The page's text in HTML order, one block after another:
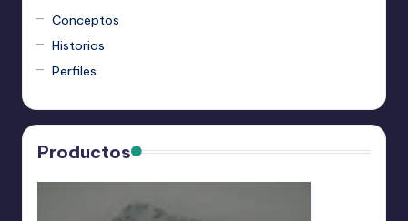
Conceptos
Historias
Perfiles
Productos